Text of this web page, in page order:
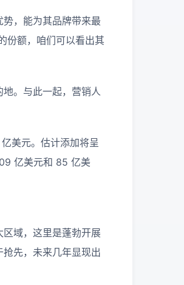
，能为其品牌带来最
份额，咱们可以看出其
。与此一起，营销人
美元。估计添加将呈
亿美元和 85 亿美
域，这里是蓬勃开展
先，未来几年显现出